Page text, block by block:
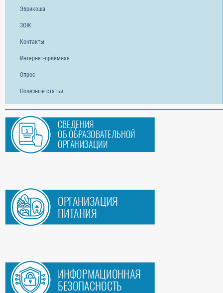
Эврикоша
ЗОЖ
Контакты
Интернет-приёмная
Опрос
Полезные статьи